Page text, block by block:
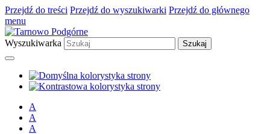
Przejdź do treści Przejdź do wyszukiwarki Przejdź do głównego
menu
Wyszukiwarka
A
A
A